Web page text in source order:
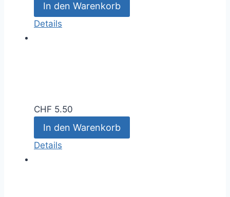
In den Warenkorb
Details
CHF 5.50
In den Warenkorb
Details